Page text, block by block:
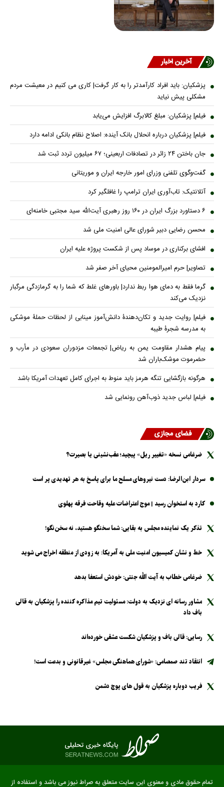
آخرین اخبار
پزشکیان: باید افراد کارآمدتر را به کار گرفت| کاری می کنیم در معیشت مردم
مشکلی پیش نیاید
فیلم| پزشکیان: مبلغ کالابرگ افزایش می‌یابد
فیلم| پزشکیان درباره انحلال بانک آینده: اصلاح نظام بانکی ادامه دارد
جان باختن ۲۴ زائر در تصادفات اربعینی؛ ۶۷ میلیون تردد ثبت شد
گفت‌وگوی تلفنی وزرای امور خارجه ایران و موریتانی
آتلانتیک: تاب‌آوری ایران ترامپ را غافلگیر کرد
۶ دستاورد بزرگ ایران در ۱۶۰ روز رهبری آیت‌الله سید مجتبی خامنه‌ای
محسن رضایی دبیر شورای عالی امنیت ملی شد
افشای برکناری در موساد پس از شکست پروژه علیه ایران
تصاویر| حرم امیرالمومنین محیای آخر صفر شد
گرما فقط به دمای هوا ربط ندارد| باورهای غلط که شما را به گرمازدگی مرگبار
نزدیک می‌کند
فیلم| روایت جدید و تکان‌دهندۀ دانش‌آموز مینابی از لحظات حملۀ موشکی
به مدرسه شجرۀ طیبه
پیام هشدار مقاومت یمن به ریاض| تجمعات مزدوران سعودی در مأرب و
حضرموت موشک‌باران شد
هرگونه بازگشایی تنگه هرمز باید منوط به اجرای کامل تعهدات آمریکا باشد
فیلم| لباس جدید ذوب‌آهن رونمایی شد
فضای مجازی
ضرغامی نسخه «تغییر ریل» پیچید؛ عقب‌نشینی یا بصیرت؟
سردار ابن‌الرضا: دست نیرو‌های مسلح ما برای پاسخ به هر تهدیدی پر است
کارد به استخوان رسید | موج اعتراضات علیه وقاحت فرقه پهلوی
تذکر یک نماینده مجلس به بقایی: شما سخنگو هستید، نه سخن‌نگو!
خط و نشان کمیسیون امنیت ملی به آمریکا: به زودی از منطقه اخراج می شوید
ضرغامی خطاب به آیت الله جنتی: خودش استعفا بدهد
مشاور رسانه ای نزدیک به دولت: مسئولیت تیم مذاکره کننده را پزشکیان به قالی
باف داد
رسایی: قالی باف و پزشکیان شکست عشقی خورده‌اند
انتقاد تند صمصامی: «شورای هماهنگی مجلس» غیرقانونی و بدعت است!
فریب دوباره پزشکیان به قول های پوچ دشمن
تمام حقوق مادی و معنوی این سایت متعلق به صراط نیوز می باشد و استفاده از